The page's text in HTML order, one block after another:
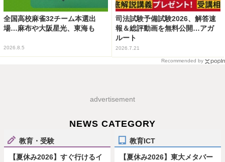
全国高校麻雀32チーム本選出
場…麻布や大阪星光、東海も
2026.8.5
司法試験予備試験2026、解答速
報＆総評動画を無料公開…アガ
ルート
2026.7.21
Recommended by
advertisement
NEWS CATEGORY
教育・受験
【夏休み2026】すぐ行けるイ
教育ICT
【夏休み2026】東大メタバー